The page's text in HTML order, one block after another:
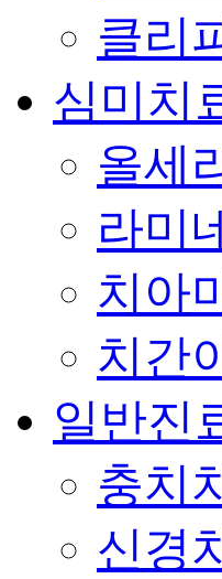
클리
심미치
올세
라미
치아
치간
일반진
충치
신경